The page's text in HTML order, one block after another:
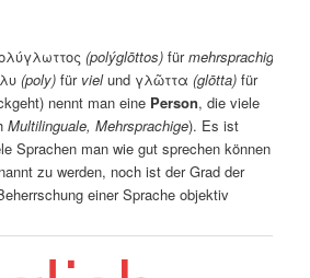
(polýglōttos) fürmehrsprachig
(poly) für vielund γλῶττα(glōtta) für
nennt man eine Person, die viele
Multilinguale, Mehrsprachige). Es ist
Sprachen man wie gut sprechen können
zu werden, noch ist der Grad der
einer Sprache objektiv